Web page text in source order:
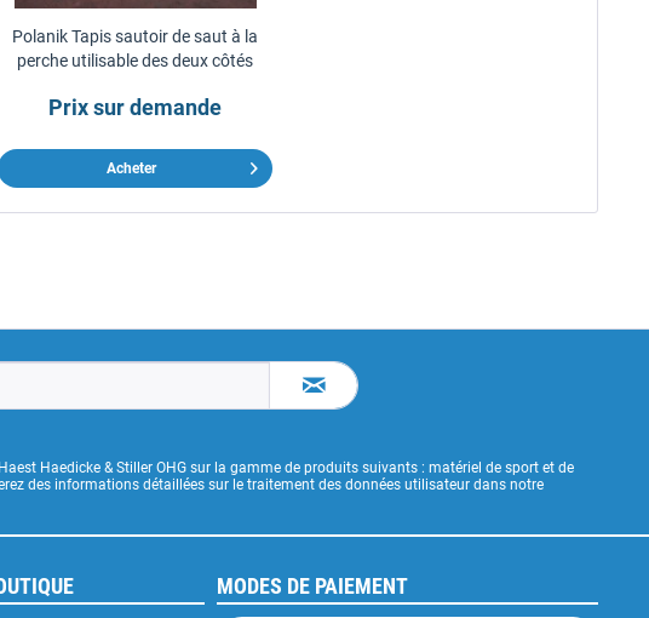
Polanik Tapis sautoir de saut à la
perche utilisable des deux côtés
Prix sur demande
Acheter
Haedicke & Stiller OHG sur la gamme de produits suivants : matériel de sport et de
des informations détaillées sur le traitement des données utilisateur dans notre
MODES DE PAIEMENT